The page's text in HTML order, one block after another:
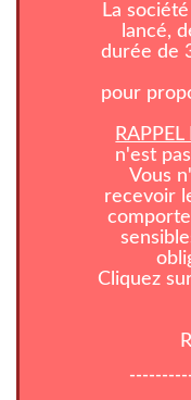
La
lancé,
durée de
pour
n'est
Vous
recevoir
Cliquez